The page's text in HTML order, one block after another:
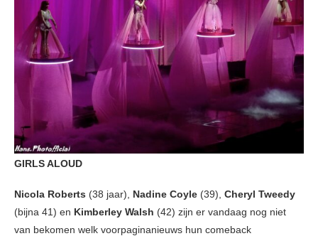
GIRLS ALOUD
Nicola Roberts (38 jaar), Nadine Coyle (39), Cheryl Tweedy
(bijna 41) en Kimberley Walsh (42) zijn er vandaag nog niet
van bekomen welk voorpaginanieuws hun comeback